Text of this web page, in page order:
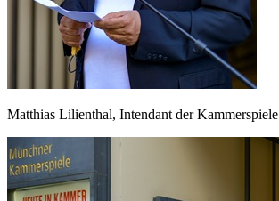
Matthias Lilienthal, Intendant der Kammerspiele